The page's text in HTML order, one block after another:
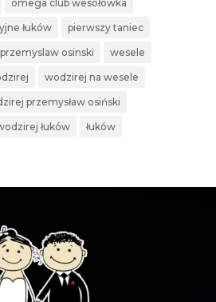
omega club wesołówka
łuków pierwszy taniec
przemyslaw osinski wesele
wodzirej na wesele
przemysław osiński
łuków łuków